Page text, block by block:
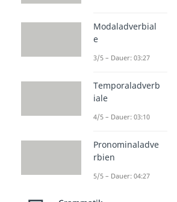
Modaladverbial
e
3/5 – Dauer: 03:27
Temporaladverb
iale
4/5 – Dauer: 03:10
Pronominaladve
rbien
5/5 – Dauer: 04:27